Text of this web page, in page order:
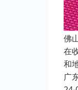
佛
在
和
广